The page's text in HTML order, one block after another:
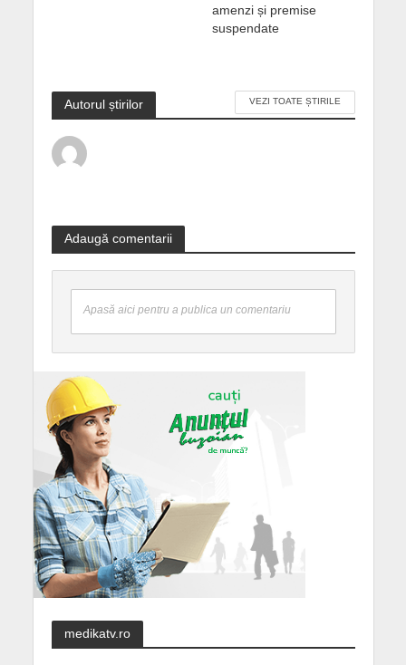
amenzi și premise
suspendate
Autorul știrilor VEZI TOATE ȘTIRILE
Adaugă comentarii
Apasă aici pentru a publica un comentariu
medikatv.ro